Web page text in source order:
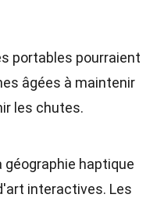
portables pourraient
âgées à maintenir
les chutes.
haptique
interactives. Les